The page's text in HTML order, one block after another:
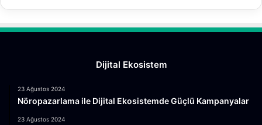
Dijital Ekosistem
23 Ağustos 2024
Nöropazarlama ile Dijital Ekosistemde Güçlü Kampanyalar
23 Ağustos 2024